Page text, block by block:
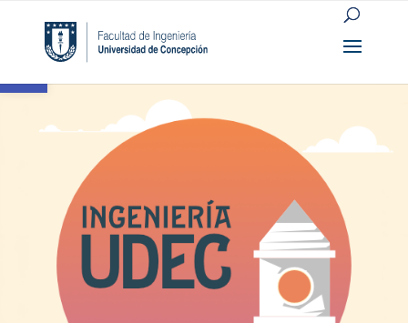
Open toolbar